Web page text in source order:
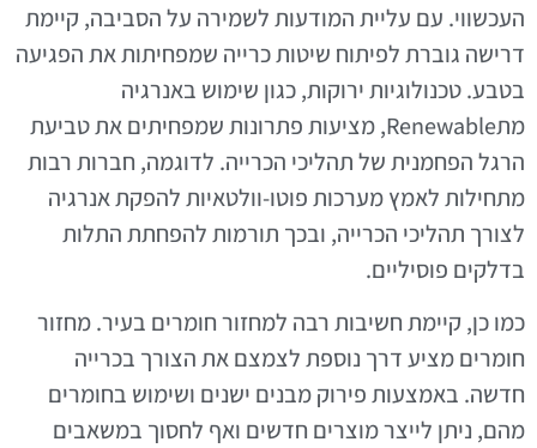
העכשווי. עם עליית המודעות לשמירה על הסביבה, קיימת
דרישה גוברת לפיתוח שיטות כרייה שמפחיתות את הפגיעה
בטבע. טכנולוגיות ירוקות, כגון שימוש באנרגיה
מתRenewable, מציעות פתרונות שמפחיתים את טביעת
הרגל הפחמנית של תהליכי הכרייה. לדוגמה, חברות רבות
מתחילות לאמץ מערכות פוטו-וולטאיות להפקת אנרגיה
לצורך תהליכי הכרייה, ובכך תורמות להפחתת התלות
בדלקים פוסיליים.
כמו כן, קיימת חשיבות רבה למחזור חומרים בעיר. מחזור
חומרים מציע דרך נוספת לצמצם את הצורך בכרייה
חדשה. באמצעות פירוק מבנים ישנים ושימוש בחומרים
מהם, ניתן לייצר מוצרים חדשים ואף לחסוך במשאבים